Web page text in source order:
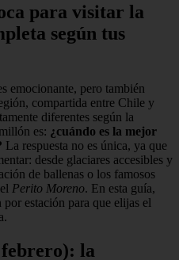
para visitar la
según tus
emocionante, pero también
compartida entre Chile y
diferentes según la
es: ¿cuándo es la mejor
La respuesta no es única, ya que
desde glaciares accesibles y
de ballenas o los famosos
Perito Moreno. En esta guía,
por estación para que elijas el
la